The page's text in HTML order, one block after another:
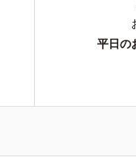
平日の